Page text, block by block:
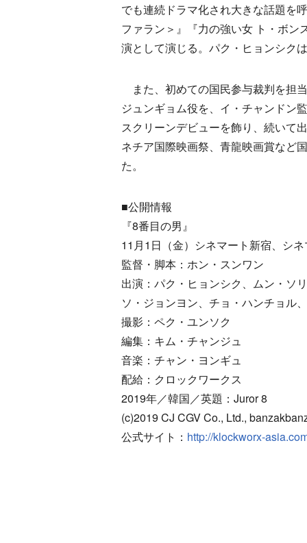
でも連続ドラマ化され大きな話題を
ファラン＞』『力の強い女 ト・ボ
演として演じる。パク・ヒョンシク
また、初めての国民参与裁判を担
ジュンギョム役を、イ・チャンドン
スクリーンデビューを飾り、続いて
ネチア国際映画祭、青龍映画賞など
た。
■公開情報
『8番目の男』
11月1日（金）シネマート新宿、シ
監督・脚本：ホン・スンワン
出演：パク・ヒョンシク、ムン・ソ
ソ・ジョンヨン、チョ・ハンチョル
撮影：ペク・ユンソク
編集：キム・チャンジュ
音楽：チャン・ヨンギュ
配給：クロックワークス
2019年／韓国／英題：Juror 8
(c)2019 CJ CGV Co., Ltd.,
公式サイト： http://klockworx-